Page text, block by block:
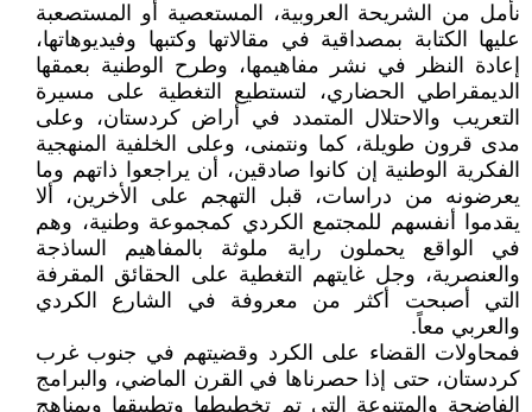
نأمل من الشريحة العروبية، المستعصية أو المستصعبة
عليها الكتابة بمصداقية في مقالاتها وكتبها وفيديوهاتها،
إعادة النظر في نشر مفاهيمها، وطرح الوطنية بعمقها
الديمقراطي الحضاري، لتستطيع التغطية على مسيرة
التعريب والاحتلال المتمدد في أراض كردستان، وعلى
مدى قرون طويلة، كما ونتمنى، وعلى الخلفية المنهجية
الفكرية الوطنية إن كانوا صادقين، أن يراجعوا ذاتهم وما
يعرضونه من دراسات، قبل التهجم على الأخرين، ألا
يقدموا أنفسهم للمجتمع الكردي كمجموعة وطنية، وهم
في الواقع يحملون راية ملوثة بالمفاهيم الساذجة
والعنصرية، وجل غايتهم التغطية على الحقائق المقرفة
التي أصبحت أكثر من معروفة في الشارع الكردي
والعربي معاً.
فمحاولات القضاء على الكرد وقضيتهم في جنوب غرب
كردستان، حتى إذا حصرناها في القرن الماضي، والبرامج
الفاضحة والمتنوعة التي تم تخطيطها وتطبيقها وبمناهج